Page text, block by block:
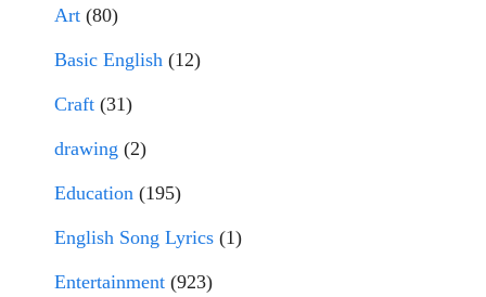
Art (80)
Basic English (12)
Craft (31)
drawing (2)
Education (195)
English Song Lyrics (1)
Entertainment (923)